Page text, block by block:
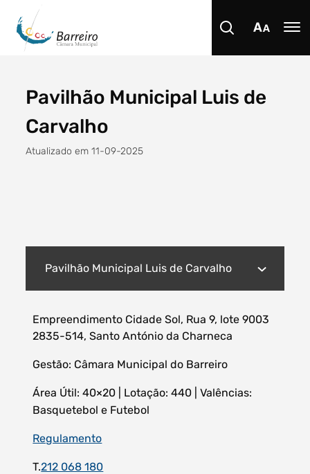
Procurar
Filtro dos anos
data
Pavilhão Municipal Luis de
Carvalho
Atualizado em 11-09-2025
Pavilhão Municipal Luis de Carvalho
Empreendimento Cidade Sol, Rua 9, lote 9003
2835-514, Santo António da Charneca
Gestão: Câmara Municipal do Barreiro
Área Útil: 40×20 | Lotação: 440 | Valências:
Basquetebol e Futebol
Regulamento
T.212 068 180